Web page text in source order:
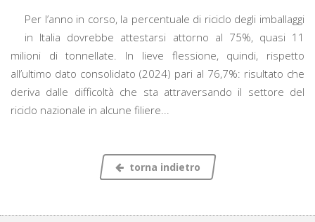
Per l’anno in corso, la percentuale di riciclo degli imballaggi
in Italia dovrebbe attestarsi attorno al 75%, quasi 11
milioni di tonnellate. In lieve flessione, quindi, rispetto
all’ultimo dato consolidato (2024) pari al 76,7%: risultato che
deriva dalle difficoltà che sta attraversando il settore del
riciclo nazionale in alcune filiere...
torna indietro